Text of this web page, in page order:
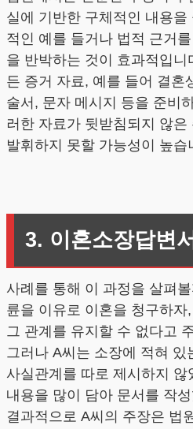
실에 기반한 구체적인 내용
적인 예를 들거나 법적 근거
을 반박하는 것이 효과적입니
든 증거 자료, 예를 들어 결혼
술서, 문자 메시지 등을 준비
러한 자료가 뒷받침되지 않
발휘하지 못할 가능성이 높습
3. 이혼소장답변
사례를 통해 이 과정을 살펴
륜을 이유로 이혼을 청구하
그 관계를 유지할 수 없다고
그러나 A씨는 소장에 적혀 있
사실관계를 따로 제시하지
내용을 많이 담아 문서를 작
결과적으로 A씨의 주장은 법